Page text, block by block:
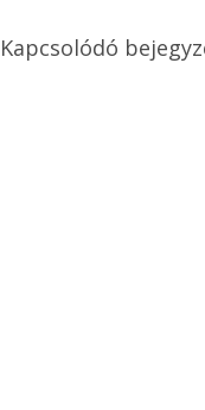
Kapcsolódó